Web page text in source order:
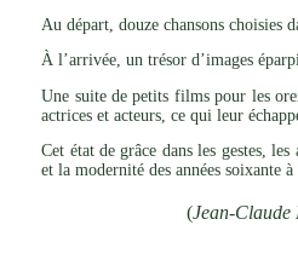
Au départ, douze chansons choisies
À l’arrivée, un trésor d’images
Une suite de petits films pour les
actrices et acteurs, ce qui leur
Cet état de grâce dans les gestes,
et la modernité des années soixante
(Jean-Claude